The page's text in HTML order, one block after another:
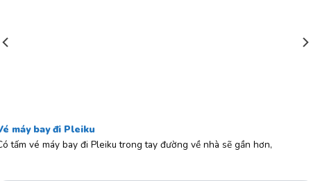
máy bay đi Pleiku
tấm vé máy bay đi Pleiku trong tay đường về nhà sẽ gần hơn,